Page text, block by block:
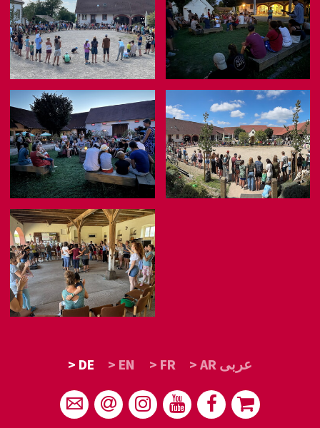
> DE > EN > FR > AR عربى